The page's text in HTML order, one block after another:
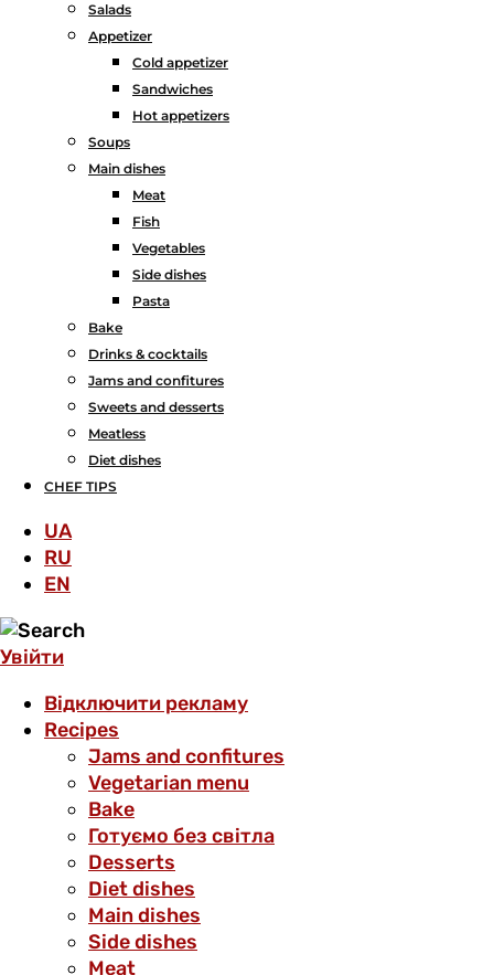
Salads
Аppetizer
Cold appetizer
Sandwiches
Hot appetizers
Soups
Main dishes
Meat
Fish
Vegetables
Side dishes
Pasta
Bake
Drinks & cocktails
Jams and confitures
Sweets and desserts
Meatless
Diet dishes
CHEF TIPS
UA
RU
EN
Увійти
Відключити рекламу
Recipes
Jams and confitures
Vegetarian menu
Bake
Готуємо без світла
Desserts
Diet dishes
Main dishes
Side dishes
Meat